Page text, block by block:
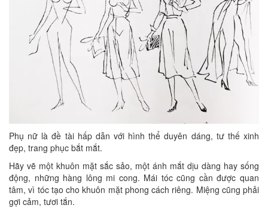
Phụ nữ là đề tài hấp dẫn với hình thể duyên dáng, tư thế xinh
đẹp, trang phục bắt mắt.
Hãy vẽ một khuôn mặt sắc sảo, một ánh mắt dịu dàng hay sống
động, những hàng lông mi cong. Mái tóc cũng cần được quan
tâm, vì tóc tạo cho khuôn mặt phong cách riêng. Miệng cũng phải
gợi cảm, tươi tắn.